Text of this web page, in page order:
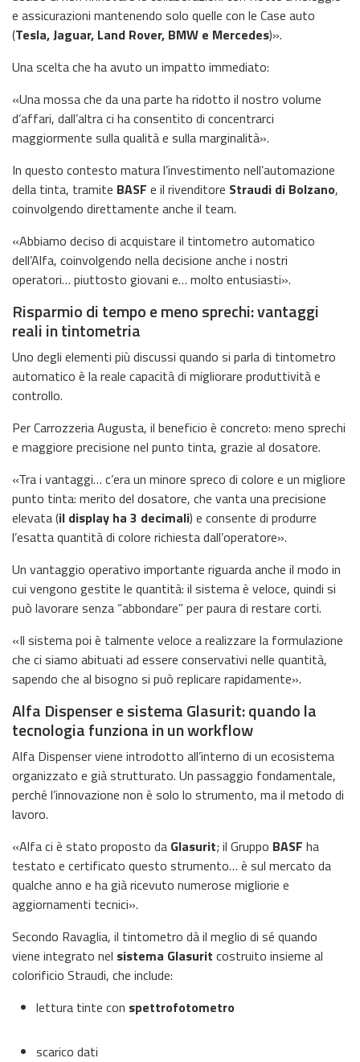
e assicurazioni mantenendo solo quelle con le Case auto
(Tesla, Jaguar, Land Rover, BMW e Mercedes)».
Una scelta che ha avuto un impatto immediato:
«Una mossa che da una parte ha ridotto il nostro volume
d’affari, dall’altra ci ha consentito di concentrarci
maggiormente sulla qualità e sulla marginalità».
In questo contesto matura l’investimento nell’automazione
della tinta, tramite BASF e il rivenditore Straudi di Bolzano,
coinvolgendo direttamente anche il team.
«Abbiamo deciso di acquistare il tintometro automatico
dell’Alfa, coinvolgendo nella decisione anche i nostri
operatori… piuttosto giovani e… molto entusiasti».
Risparmio di tempo e meno sprechi: vantaggi
reali in tintometria
Uno degli elementi più discussi quando si parla di tintometro
automatico è la reale capacità di migliorare produttività e
controllo.
Per Carrozzeria Augusta, il beneficio è concreto: meno sprechi
e maggiore precisione nel punto tinta, grazie al dosatore.
«Tra i vantaggi… c’era un minore spreco di colore e un migliore
punto tinta: merito del dosatore, che vanta una precisione
elevata (il display ha 3 decimali) e consente di produrre
l’esatta quantità di colore richiesta dall’operatore».
Un vantaggio operativo importante riguarda anche il modo in
cui vengono gestite le quantità: il sistema è veloce, quindi si
può lavorare senza “abbondare” per paura di restare corti.
«Il sistema poi è talmente veloce a realizzare la formulazione
che ci siamo abituati ad essere conservativi nelle quantità,
sapendo che al bisogno si può replicare rapidamente».
Alfa Dispenser e sistema Glasurit: quando la
tecnologia funziona in un workflow
Alfa Dispenser viene introdotto all’interno di un ecosistema
organizzato e già strutturato. Un passaggio fondamentale,
perché l’innovazione non è solo lo strumento, ma il metodo di
lavoro.
«Alfa ci è stato proposto da Glasurit; il Gruppo BASF ha
testato e certificato questo strumento… è sul mercato da
qualche anno e ha già ricevuto numerose migliorie e
aggiornamenti tecnici».
Secondo Ravaglia, il tintometro dà il meglio di sé quando
viene integrato nel sistema Glasurit costruito insieme al
colorificio Straudi, che include:
lettura tinte con spettrofotometro
scarico dati